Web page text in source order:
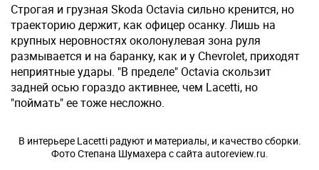
Строгая и грузная Skoda Octavia сильно кренится, но
траекторию держит, как офицер осанку. Лишь на
крупных неровностях околонулевая зона руля
размывается и на баранку, как и у Chevrolet, приходят
неприятные удары. "В пределе" Octavia скользит
задней осью гораздо активнее, чем Lacetti, но
"поймать" ее тоже несложно.
В интерьере Lacetti радуют и материалы, и качество сборки.
Фото Степана Шумахера с сайта autoreview.ru.